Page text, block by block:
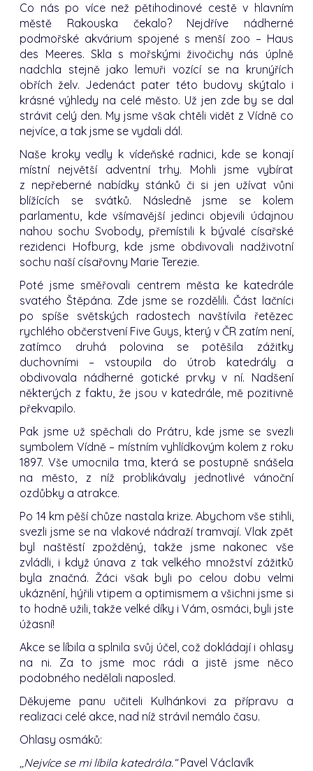
Co nás po více než pětihodinové cestě v hlavním
městě Rakouska čekalo? Nejdříve nádherné
podmořské akvárium spojené s menší zoo – Haus
des Meeres. Skla s mořskými živočichy nás úplně
nadchla stejně jako lemuři vozící se na krunýřích
obřích želv. Jedenáct pater této budovy skýtalo i
krásné výhledy na celé město. Už jen zde by se dal
strávit celý den. My jsme však chtěli vidět z Vídně co
nejvíce, a tak jsme se vydali dál.
Naše kroky vedly k vídeňské radnici, kde se konají
místní největší adventní trhy. Mohli jsme vybírat
z nepřeberné nabídky stánků či si jen užívat vůni
blížících se svátků. Následně jsme se kolem
parlamentu, kde všímavější jedinci objevili údajnou
nahou sochu Svobody, přemístili k bývalé císařské
rezidenci Hofburg, kde jsme obdivovali nadživotní
sochu naší císařovny Marie Terezie.
Poté jsme směřovali centrem města ke katedrále
svatého Štěpána. Zde jsme se rozdělili. Část lačníci
po spíše světských radostech navštívila řetězec
rychlého občerstvení Five Guys, který v ČR zatím není,
zatímco druhá polovina se potěšila zážitky
duchovními – vstoupila do útrob katedrály a
obdivovala nádherné gotické prvky v ní. Nadšení
některých z faktu, že jsou v katedrále, mě pozitivně
překvapilo.
Pak jsme už spěchali do Prátru, kde jsme se svezli
symbolem Vídně – místním vyhlídkovým kolem z roku
1897. Vše umocnila tma, která se postupně snášela
na město, z níž problikávaly jednotlivé vánoční
ozdůbky a atrakce.
Po 14 km pěší chůze nastala krize. Abychom vše stihli,
svezli jsme se na vlakové nádraží tramvají. Vlak zpět
byl naštěstí zpožděný, takže jsme nakonec vše
zvládli, i když únava z tak velkého množství zážitků
byla značná. Žáci však byli po celou dobu velmi
ukáznění, hýřili vtipem a optimismem a všichni jsme si
to hodně užili, takže velké díky i Vám, osmáci, byli jste
úžasní!
Akce se líbila a splnila svůj účel, což dokládají i ohlasy
na ni. Za to jsme moc rádi a jistě jsme něco
podobného nedělali naposled.
Děkujeme panu učiteli Kulhánkovi za přípravu a
realizaci celé akce, nad níž strávil nemálo času.
Ohlasy osmáků:
,,Nejvíce se mi líbila katedrála.“Pavel Václavík